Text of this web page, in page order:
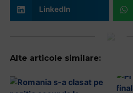
LinkedIn
Alte articole similare: